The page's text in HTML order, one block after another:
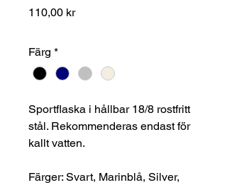
110,00 krPris
Färg *
Sportflaska i hållbar 18/8 rostfritt
stål. Rekommenderas endast för
kallt vatten.
Färger: Svart, Marinblå, Silver,